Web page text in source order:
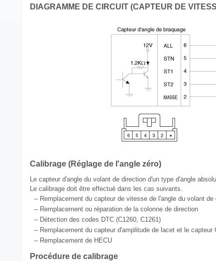
DIAGRAMME DE CIRCUIT (CAPTEUR DE
Calibrage (Réglage de l'angle zéro)
Le capteur d'angle du volant de direction d'un type d'angle
Le calibrage doit être effectué dans les cas suivants.
– Remplacement du capteur de vitesse de l'angle du volant de
– Remplacement ou réparation de la colonne de direction
– Détection des codes DTC (C1260, C1261)
– Remplacement du capteur d'amplitude de lacet et le capteur
– Remplacement de HECU
Procédure de calibrage